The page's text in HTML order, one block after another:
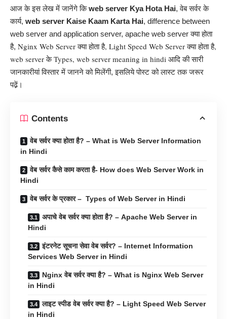
आज के इस लेख में जानेंगे किweb server Kya Hota Hai, वेब सर्वर के
कार्य, web server Kaise Kaam Karta Hai, difference between
web server and application server, apache web server क्या होता
है, Nginx Web Server क्या होता है, Light Speed Web Server क्या होता है,
web server के Types, web server meaning in hindi आदि की सारी
जानकारीयां विस्तार में जानने को मिलेंगी, इसलिये पोस्ट को लास्ट तक जरूर
पढे़ं।
Contents
वेब सर्वर क्या होता है? – What is Web Server Information
in Hindi
वेब सर्वर कैसे काम करता है- How does Web Server Work in
Hindi
वेब सर्वर के प्रकार – Types of Web Server in Hindi
अपाचे वेब सर्वर क्या होता है? – Apache Web Server in
Hindi
इंटरनेट सूचना सेवा वेब सर्वर? – Internet Information
Services Web Server in Hindi
Nginx वेब सर्वर क्या है? – What is Nginx Web Server
in Hindi
लाइट स्पीड वेब सर्वर क्या है? – Light Speed Web Server
in Hindi